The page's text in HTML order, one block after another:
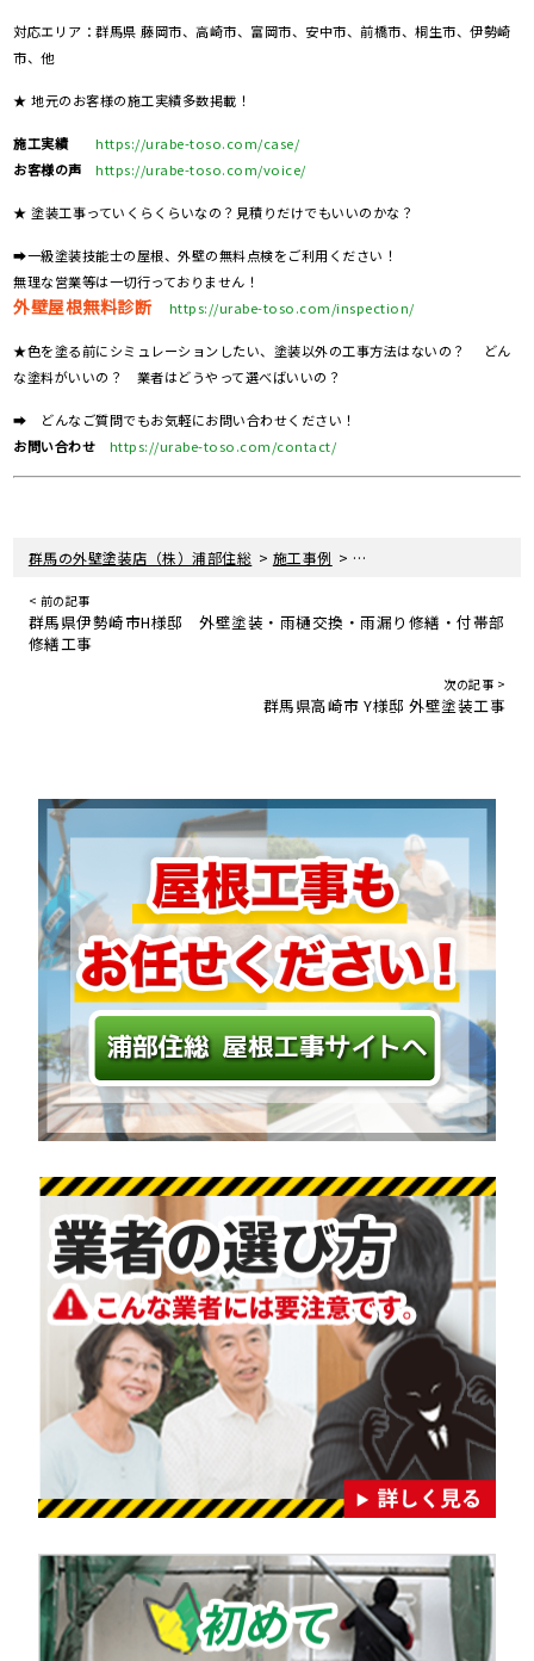
対応エリア：群馬県 藤岡市、高崎市、富岡市、安中市、前橋市、桐生市、伊勢崎
市、他
★ 地元のお客様の施工実績多数掲載！
施工実績
https://urabe-toso.com/case/
お客様の声
https://urabe-toso.com/voice/
★ 塗装工事っていくらくらいなの？見積りだけでもいいのかな？
➡一級塗装技能士の屋根、外壁の無料点検をご利用ください！
無理な営業等は一切行っておりません！
外壁屋根無料診断 https://urabe-toso.com/inspection/
★色を塗る前にシミュレーションしたい、塗装以外の工事方法はないの？ どん
な塗料がいいの？ 業者はどうやって選べばいいの？
➡ どんなご質問でもお気軽にお問い合わせください！
お問い合わせ
https://urabe-toso.com/contact/
群馬の外壁塗装店（株）浦部住総 > 施工事例 > 群馬県藤岡市 O様邸 外壁
< 前の記事
群馬県伊勢崎市H様邸 外壁塗装・雨樋交換・雨漏り修繕・付帯部
修繕工事
次の記事 >
群馬県高崎市 Y様邸 外壁塗装工事